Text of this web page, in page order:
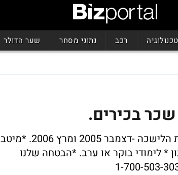
טכנולוגיה רכב נתוני מסחר שער הדולר
בכירים.
קורס חשבי שכר בכירים נפתח בספטמבר למועדי בחינת הלישכה -דצמבר 2005 ומרץ 2006. *מיטב
לימודי בוקר או ערב. *הבטחה שלנו